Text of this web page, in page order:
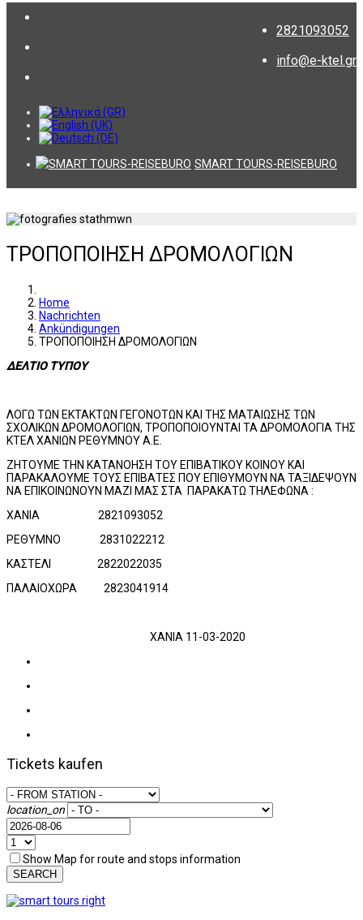
2821093052
info@e-ktel.gr
SMART TOURS-REISEBURO
ΤΡΟΠΟΠΟΙΗΣΗ ΔΡΟΜΟΛΟΓΙΩΝ
Home
Nachrichten
Ankündigungen
ΤΡΟΠΟΠΟΙΗΣΗ ΔΡΟΜΟΛΟΓΙΩΝ
ΔΕΛΤΙΟ ΤΥΠΟΥ
ΛΟΓΩ ΤΩΝ ΕΚΤΑΚΤΩΝ ΓΕΓΟΝΟΤΩΝ ΚΑΙ ΤΗΣ ΜΑΤΑΙΩΣΗΣ ΤΩΝ
ΣΧΟΛΙΚΩΝ ΔΡΟΜΟΛΟΓΙΩΝ, ΤΡΟΠΟΠΟΙΟΥΝΤΑΙ ΤΑ ΔΡΟΜΟΛΟΓΙΑ ΤΗΣ
ΚΤΕΛ ΧΑΝΙΩΝ ΡΕΘΥΜΝΟΥ Α.Ε.
ΖΗΤΟΥΜΕ ΤΗΝ ΚΑΤΑΝΟΗΣΗ ΤΟΥ ΕΠΙΒΑΤΙΚΟΥ ΚΟΙΝΟΥ ΚΑΙ
ΠΑΡΑΚΑΛΟΥΜΕ ΤΟΥΣ ΕΠΙΒΑΤΕΣ ΠΟΥ ΕΠΙΘΥΜΟΥΝ ΝΑ ΤΑΞΙΔΕΨΟΥΝ
ΝΑ ΕΠΙΚΟΙΝΩΝΟΥΝ ΜΑΖΙ ΜΑΣ ΣΤΑ ΠΑΡΑΚΑΤΩ ΤΗΛΕΦΩΝΑ :
ΧΑΝΙΑ 2821093052
ΡΕΘΥΜΝΟ 2831022212
ΚΑΣΤΕΛΙ 2822022035
ΠΑΛΑΙΟΧΩΡΑ 2823041914
ΧΑΝΙΑ 11-03-2020
Tickets kaufen
location_on
Show Map for route and stops information
SEARCH